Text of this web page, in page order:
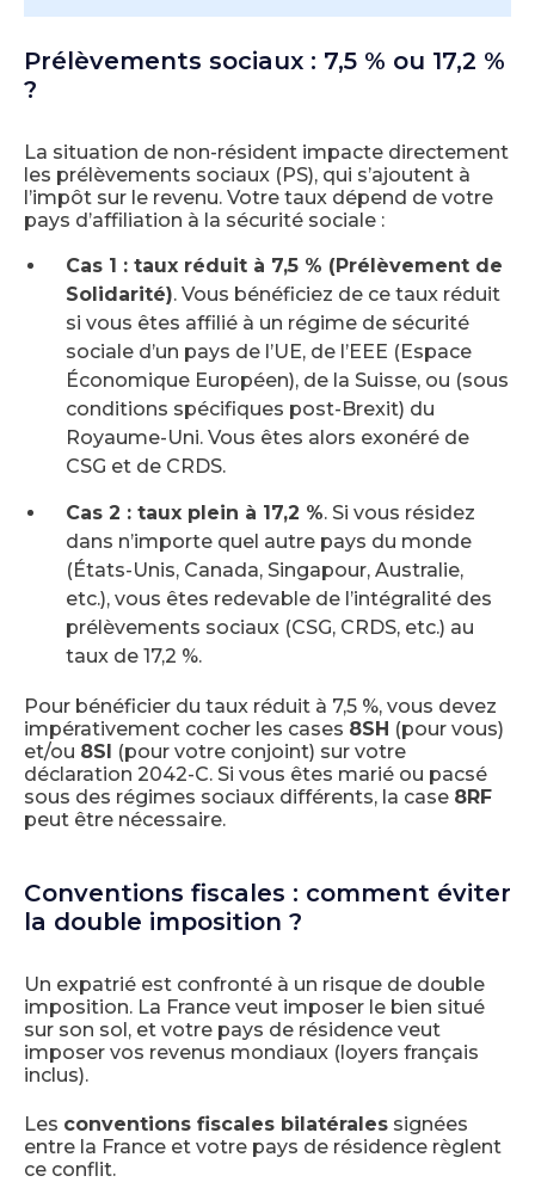
Prélèvements sociaux : 7,5 % ou 17,2 %
?
La situation de non-résident impacte directement
les prélèvements sociaux (PS), qui s’ajoutent à
l’impôt sur le revenu. Votre taux dépend de votre
pays d’affiliation à la sécurité sociale :
Cas 1 : taux réduit à 7,5 % (Prélèvement de
Solidarité). Vous bénéficiez de ce taux réduit
si vous êtes affilié à un régime de sécurité
sociale d’un pays de l’UE, de l’EEE (Espace
Économique Européen), de la Suisse, ou (sous
conditions spécifiques post-Brexit) du
Royaume-Uni. Vous êtes alors exonéré de
CSG et de CRDS.
Cas 2 : taux plein à 17,2 %. Si vous résidez
dans n’importe quel autre pays du monde
(États-Unis, Canada, Singapour, Australie,
etc.), vous êtes redevable de l’intégralité des
prélèvements sociaux (CSG, CRDS, etc.) au
taux de 17,2 %.
Pour bénéficier du taux réduit à 7,5 %, vous devez
impérativement cocher les cases 8SH (pour vous)
et/ou 8SI (pour votre conjoint) sur votre
déclaration 2042-C. Si vous êtes marié ou pacsé
sous des régimes sociaux différents, la case 8RF
peut être nécessaire.
Conventions fiscales : comment éviter
la double imposition ?
Un expatrié est confronté à un risque de double
imposition. La France veut imposer le bien situé
sur son sol, et votre pays de résidence veut
imposer vos revenus mondiaux (loyers français
inclus).
Les conventions fiscales bilatérales signées
entre la France et votre pays de résidence règlent
ce conflit.